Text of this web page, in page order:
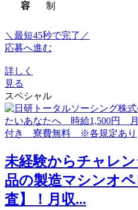
容
制
＼最短45秒で完了／
応募へ進む
詳しく
見る
スペシャル
未経験からチャレ
品の製造マシンオ
査】！月収...